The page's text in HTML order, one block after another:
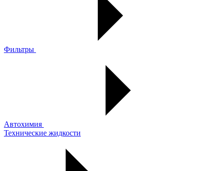
Фильтры
Автохимия
Технические жидкости